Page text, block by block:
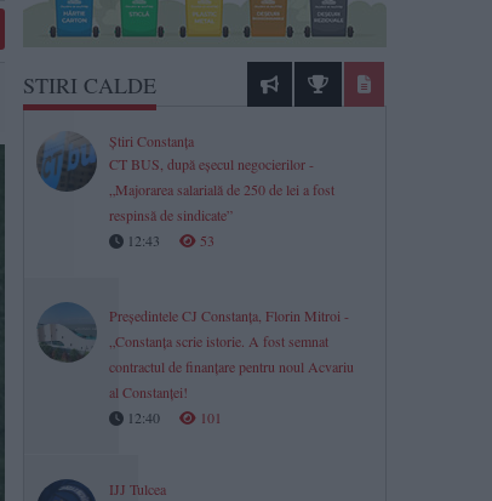
STIRI CALDE
Știri Constanța
CT BUS, după eșecul negocierilor -
„Majorarea salarială de 250 de lei a fost
respinsă de sindicate”
12:43
53
Președintele CJ Constanța, Florin Mitroi -
„Constanța scrie istorie. A fost semnat
contractul de finanțare pentru noul Acvariu
al Constanței!
12:40
101
IJJ Tulcea